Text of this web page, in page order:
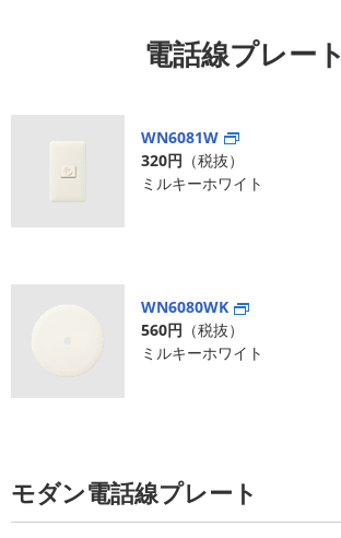
電話線プレート
WN6081W
320円 （税抜）
ミルキーホワイト
WN6080WK
560円 （税抜）
ミルキーホワイト
モダン電話線プレート